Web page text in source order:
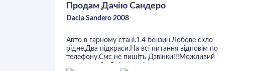
Продам Дачію Сандеро
Dacia Sandero 2008
Авто в гарному стані.1.4 бензин.Лобове скло
рідне.Два підкраси.На всі питання відповім по
телефону.Смс не пишіть Дзвінки!!!Можливий
адекватний обмін,але ціню дорожче.